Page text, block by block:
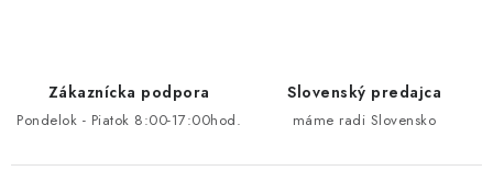
Zákaznícka podpora
Pondelok - Piatok 8:00-17:00hod.
Slovenský predajca
máme radi Slovensko